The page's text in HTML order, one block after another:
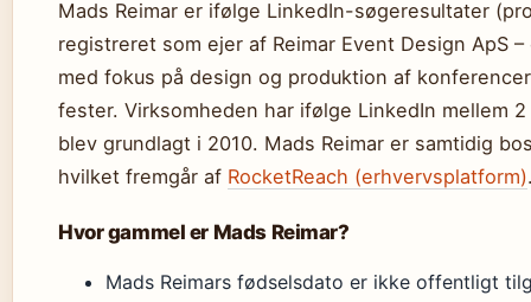
Mads Reimar er ifølge LinkedIn-søgeresultater
registreret som ejer af Reimar Event Design ApS
med fokus på design og produktion af
fester. Virksomheden har ifølge LinkedIn mellem
blev grundlagt i 2010. Mads Reimar er samtidig
hvilket fremgår af RocketReach (erhvervsplatform)
Hvor gammel er Mads Reimar?
Mads Reimars fødselsdato er ikke offentligt